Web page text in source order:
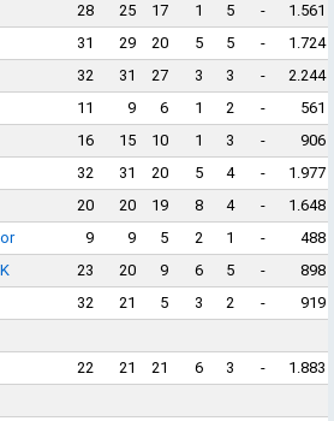
28 25 17 1 5 -
1.561
31 29 20 5 5 -
1.724
32 31 27 3 3 -
2.244
11 9 6 1 2 -
561
16 15 10 1 3 -
906
32 31 20 5 4 -
1.977
20 20 19 8 4 -
1.648
9 9 5 2 1 -
488
23 20 9 6 5 -
898
32 21 5 3 2 -
919
22 21 21 6 3 -
1.883